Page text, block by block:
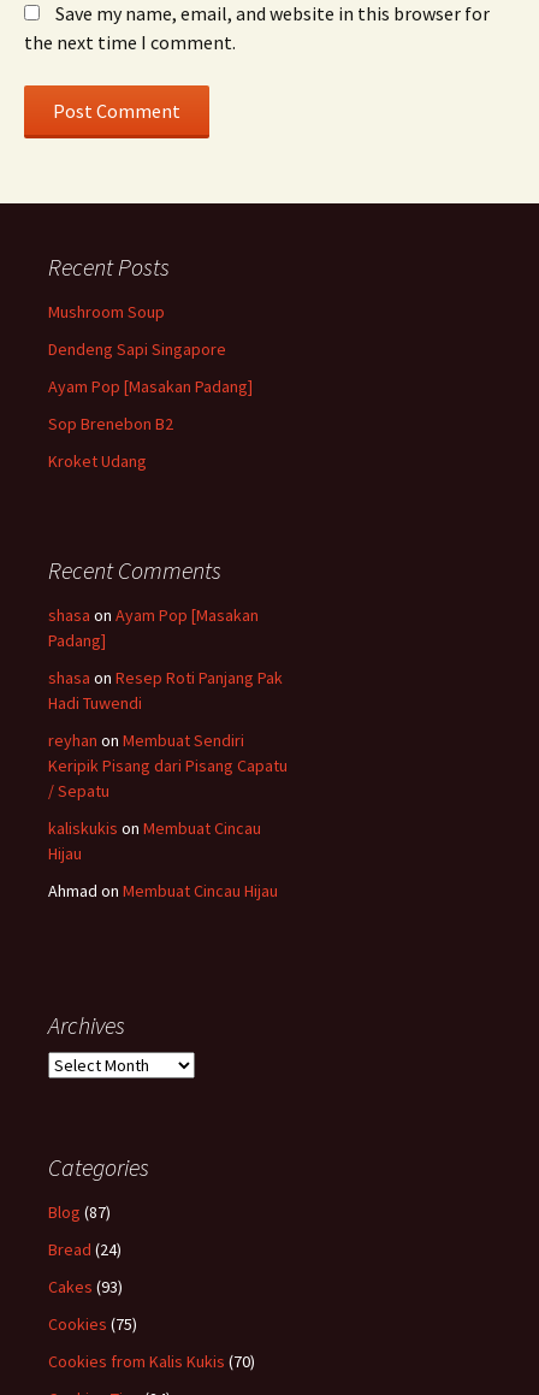
Save my name, email, and website in this browser for
the next time I comment.
Recent Posts
Mushroom Soup
Dendeng Sapi Singapore
Ayam Pop [Masakan Padang]
Sop Brenebon B2
Kroket Udang
Recent Comments
shasa on Ayam Pop [Masakan
Padang]
shasa on Resep Roti Panjang Pak
Hadi Tuwendi
reyhan on Membuat Sendiri
Keripik Pisang dari Pisang Capatu
/ Sepatu
kaliskukis on Membuat Cincau
Hijau
Ahmad on Membuat Cincau Hijau
Archives
Archives
Categories
Blog (87)
Bread (24)
Cakes (93)
Cookies (75)
Cookies from Kalis Kukis (70)